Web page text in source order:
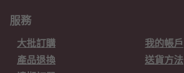
服務
大批訂購
我的帳戶
產品退換
送貨方法